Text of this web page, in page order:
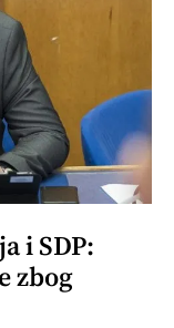
i SDP:
zbog